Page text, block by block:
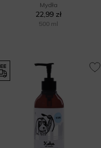
Mydła
22,99 zł
500 ml